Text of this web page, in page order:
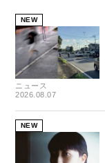
NEW
ニュース
2026.08.07
NEW